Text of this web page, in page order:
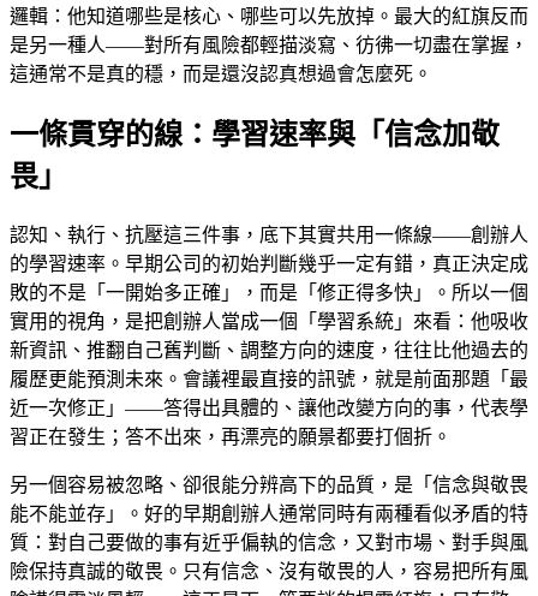
邏輯：他知道哪些是核心、哪些可以先放掉。最大的紅旗反而
是另一種人——對所有風險都輕描淡寫、彷彿一切盡在掌握，
這通常不是真的穩，而是還沒認真想過會怎麼死。
一條貫穿的線：學習速率與「信念加敬
畏」
認知、執行、抗壓這三件事，底下其實共用一條線——創辦人
的學習速率。早期公司的初始判斷幾乎一定有錯，真正決定成
敗的不是「一開始多正確」，而是「修正得多快」。所以一個
實用的視角，是把創辦人當成一個「學習系統」來看：他吸收
新資訊、推翻自己舊判斷、調整方向的速度，往往比他過去的
履歷更能預測未來。會議裡最直接的訊號，就是前面那題「最
近一次修正」——答得出具體的、讓他改變方向的事，代表學
習正在發生；答不出來，再漂亮的願景都要打個折。
另一個容易被忽略、卻很能分辨高下的品質，是「信念與敬畏
能不能並存」。好的早期創辦人通常同時有兩種看似矛盾的特
質：對自己要做的事有近乎偏執的信念，又對市場、對手與風
險保持真誠的敬畏。只有信念、沒有敬畏的人，容易把所有風